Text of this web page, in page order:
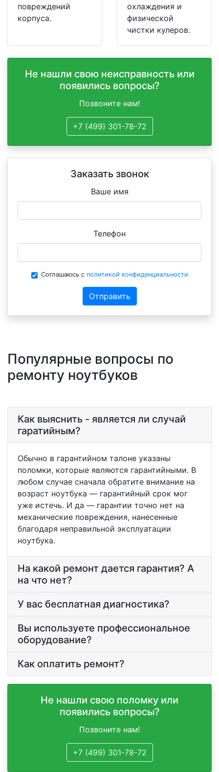
повреждений
корпуса.
охлаждения и
физической
чистки кулеров.
Не нашли свою неисправность или
появились вопросы?
Позвоните нам!
+7 (499) 301-78-72
Заказать звонок
Ваше имя
Телефон
Соглашаюсь с политикой конфиденциальности
Отправить
Популярные вопросы по
ремонту ноутбуков
Как выяснить - является ли случай
гаратийным?
Обычно в гарантийном талоне указаны
поломки, которые являются гарантийными. В
любом случае сначала обратите внимание на
возраст ноутбука — гарантийный срок мог
уже истечь. И да — гарантии точно нет на
механические повреждения, нанесенные
благодаря неправильной эксплуатации
ноутбука.
На какой ремонт дается гарантия? А
на что нет?
У вас бесплатная диагностика?
Вы используете профессиональное
оборудование?
Как оплатить ремонт?
Не нашли свою поломку или
появились вопросы?
Позвоните нам!
+7 (499) 301-78-72